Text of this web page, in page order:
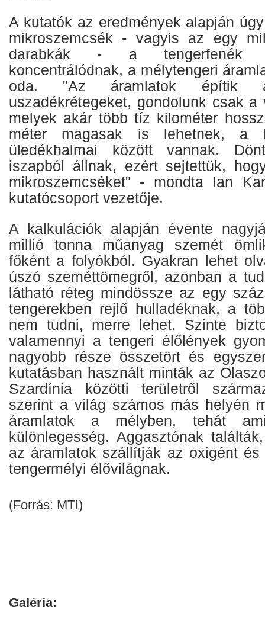
A kutatók az eredmények alapján
mikroszemcsék - vagyis az egy
darabkák - a tengerfenék
koncentrálódnak, a mélytengeri
oda. "Az áramlatok építik
uszadékrétegeket, gondolunk csak
melyek akár több tíz kilométer
méter magasak is lehetnek, a
üledékhalmai között vannak.
iszapból állnak, ezért sejtettük,
mikroszemcséket" - mondta Ian
kutatócsoport vezetője.
A kalkulációk alapján évente
millió tonna műanyag szemét
főként a folyókból. Gyakran lehet
úszó szeméttömegről, azonban a
látható réteg mindössze az egy
tengerekben rejlő hulladéknak, a
nem tudni, merre lehet. Szinte
valamennyi a tengeri élőlények
nagyobb része összetört és
kutatásban használt minták az
Szardínia közötti területről
szerint a világ számos más helyén
áramlatok a mélyben, tehát
különlegesség. Aggasztónak
az áramlatok szállítják az oxigént
tengermélyi élővilágnak.
(Forrás: MTI)
Galéria: